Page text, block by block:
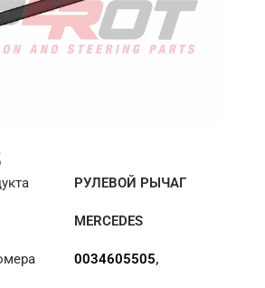
РУЛЕВОЙ РЫЧАГ
MERCEDES
0034605505,